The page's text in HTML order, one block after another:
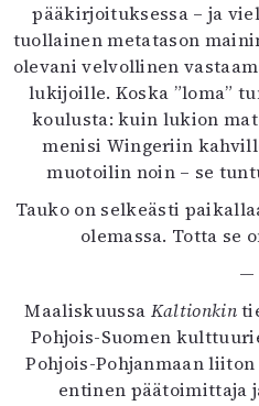
pääkirjoituksessa – ja
tuollainen metatason
olevani velvollinen
lukijoille. Koska ”loma”
koulusta: kuin lukion
menisi Wingeriin
muotoilin noin – se
Tauko on selkeästi
olemassa. Totta se
—
Maaliskuussa Kaltionkin
Pohjois-Suomen
Pohjois-Pohjanmaan
entinen päätoimittaja